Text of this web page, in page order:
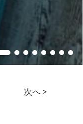
Living Room
次へ >